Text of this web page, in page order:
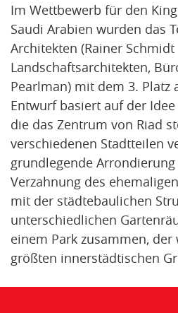
Im Wettbewerb für den
Saudi Arabien wurden das
Architekten (Rainer Schmidt
Landschaftsarchitekten,
Pearlman) mit dem 3. Platz
Entwurf basiert auf der
die das Zentrum von Riad
verschiedenen Stadtteilen
grundlegende
Verzahnung des
mit der städtebaulichen
unterschiedlichen
einem Park zusammen,
größten innerstädtischen